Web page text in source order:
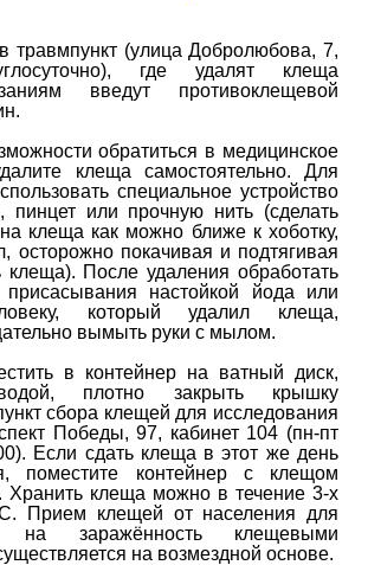
травмпункт (улица Добролюбова, 7,
где удалят клеща
введут противоклещевой
обратиться в медицинское
клеща самостоятельно. Для
специальное устройство
пинцет или прочную нить (сделать
клеща как можно ближе к хоботку,
осторожно покачивая и подтягивая
клеща). После удаления обработать
настойкой йода или
который удалил клеща,
вымыть руки с мылом.
в контейнер на ватный диск,
плотно закрыть крышку
сбора клещей для исследования
Победы, 97, кабинет 104 (пн-пт
Если сдать клеща в этот же день
поместите контейнер с клещом
Хранить клеща можно в течение 3-х
Прием клещей от населения для
на заражённость клещевыми
на возмездной основе.